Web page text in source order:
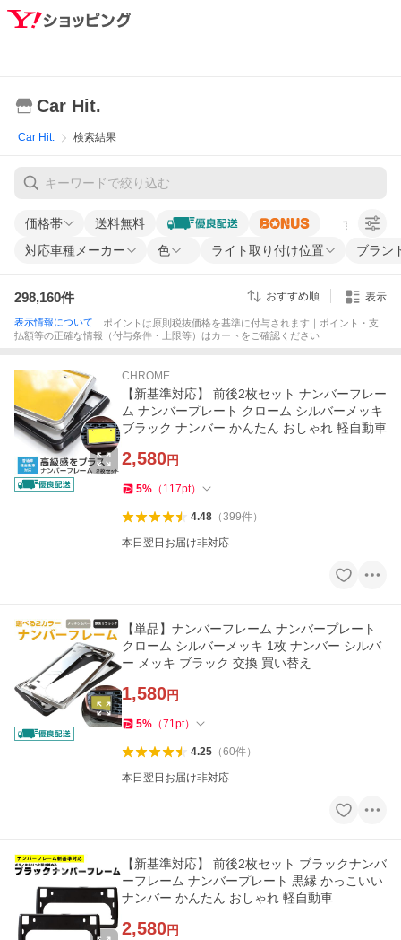
Car Hit.
Car Hit. 検索結果
価格帯 送料無料 すべての条
対応車種メーカー 色 ライト取り付け位置 ブラン
298,160件 おすすめ順 表示
表示情報について ｜ポイントは原則税抜価格を基準に付与されます｜ポイント・支
払額等の正確な情報（付与条件・上限等）はカートをご確認ください
CHROME
【新基準対応】 前後2枚セット ナンバーフレー
ム ナンバープレート クローム シルバーメッキ
ブラック ナンバー かんたん おしゃれ 軽自動車
2,580円
5% （ 117pt）
4.48（399件）
本日翌日お届け非対応
【単品】ナンバーフレーム ナンバープレート
クローム シルバーメッキ 1枚 ナンバー シルバ
ー メッキ ブラック 交換 買い替え
1,580円
5% （71pt）
4.25（60件）
本日翌日お届け非対応
【新基準対応】 前後2枚セット ブラックナンバ
ーフレーム ナンバープレート 黒縁 かっこいい
ナンバー かんたん おしゃれ 軽自動車
2,580円